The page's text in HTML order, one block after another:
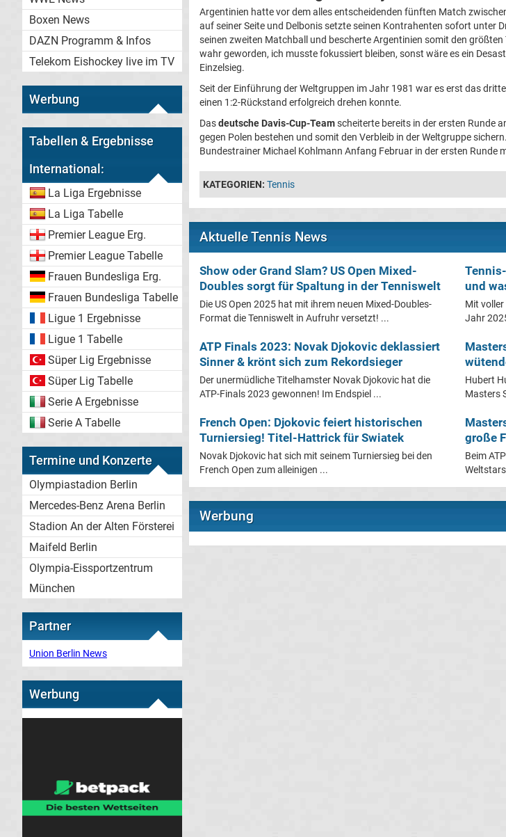
Boxen News
DAZN Programm & Infos
Telekom Eishockey live im TV
Werbung
Tabellen & Ergebnisse
International:
La Liga Ergebnisse
La Liga Tabelle
Premier League Erg.
Premier League Tabelle
Frauen Bundesliga Erg.
Frauen Bundesliga Tabelle
Ligue 1 Ergebnisse
Ligue 1 Tabelle
Süper Lig Ergebnisse
Süper Lig Tabelle
Serie A Ergebnisse
Serie A Tabelle
Termine und Konzerte
Olympiastadion Berlin
Mercedes-Benz Arena Berlin
Stadion An der Alten Försterei
Maifeld Berlin
Olympia-Eissportzentrum
München
Partner
Union Berlin News
Werbung
Argentinien hatte vor dem alles entscheidenden fünften Match
auf seiner Seite und Delbonis setzte seinen Kontrahenten sofort unter
seinen zweiten Matchball und bescherte Argentinien somit den größten
wahr geworden, ich musste fokussiert bleiben, sonst wäre es ein
Einzelsieg.
Seit der Einführung der Weltgruppen im Jahr 1981 war es erst das
einen 1:2-Rückstand erfolgreich drehen konnte.
Dasdeutsche Davis-Cup-Teamscheiterte bereits in der ersten Runde
gegen Polen bestehen und somit den Verbleib in der Weltgruppe
Bundestrainer Michael Kohlmann Anfang Februar in der ersten Runde
KATEGORIEN: Tennis
Aktuelle Tennis News
Show oder Grand Slam? US Open Mixed-
Doubles sorgt für Spaltung in der Tenniswelt
Die US Open 2025 hat mit ihrem neuen Mixed-Doubles-
Format die Tenniswelt in Aufruhr versetzt! ...
und
Mit
Jahr
ATP Finals 2023: Novak Djokovic deklassiert
Sinner & krönt sich zum Rekordsieger
Der unermüdliche Titelhamster Novak Djokovic hat die
ATP-Finals 2023 gewonnen! Im Endspiel ...
Hubert
Masters
French Open: Djokovic feiert historischen
Turniersieg! Titel-Hattrick für Swiatek
Novak Djokovic hat sich mit seinem Turniersieg bei den
French Open zum alleinigen ...
große
Beim
Werbung